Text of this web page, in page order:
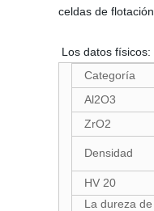
celdas de
Los datos físicos:
Categoría
Al2O3
ZrO2
Densidad
HV 20
La dureza de